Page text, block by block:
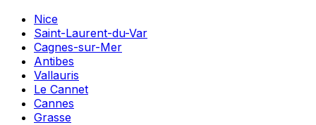
Nice
Saint-Laurent-du-Var
Cagnes-sur-Mer
Antibes
Vallauris
Le Cannet
Cannes
Grasse